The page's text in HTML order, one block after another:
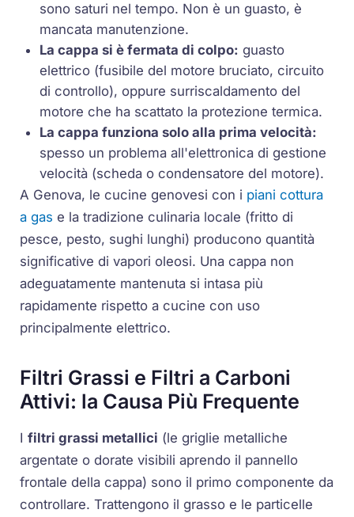
sono saturi nel tempo. Non è un guasto, è
mancata manutenzione.
La cappa si è fermata di colpo: guasto
elettrico (fusibile del motore bruciato, circuito
di controllo), oppure surriscaldamento del
motore che ha scattato la protezione termica.
La cappa funziona solo alla prima velocità:
spesso un problema all'elettronica di gestione
velocità (scheda o condensatore del motore).
A Genova, le cucine genovesi con i piani cottura
a gas e la tradizione culinaria locale (fritto di
pesce, pesto, sughi lunghi) producono quantità
significative di vapori oleosi. Una cappa non
adeguatamente mantenuta si intasa più
rapidamente rispetto a cucine con uso
principalmente elettrico.
Filtri Grassi e Filtri a Carboni
Attivi: la Causa Più Frequente
Ifiltri grassi metallici (le griglie metalliche
argentate o dorate visibili aprendo il pannello
frontale della cappa) sono il primo componente da
controllare. Trattengono il grasso e le particelle